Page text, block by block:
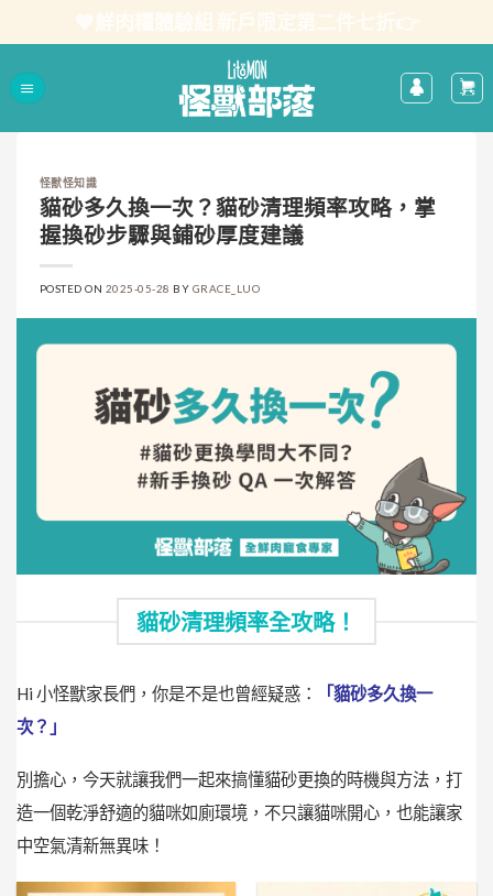
怪獸怪知識
貓砂多久換一次？貓砂清理頻率攻略，掌
握換砂步驟與鋪砂厚度建議
POSTED ON 2025-05-28 BY GRACE_LUO
貓砂清理頻率全攻略！
Hi 小怪獸家長們，你是不是也曾經疑惑：
「貓砂多久換一
次？」
別擔心，今天就讓我們一起來搞懂貓砂更換的時機與方法，打
造一個乾淨舒適的貓咪如廁環境，不只讓貓咪開心，也能讓家
中空氣清新無異味！